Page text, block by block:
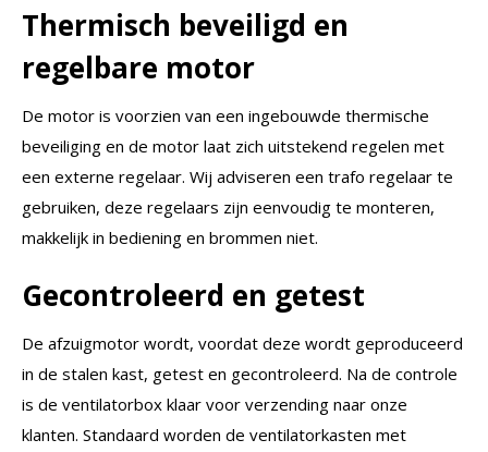
Thermisch beveiligd en
regelbare motor
De motor is voorzien van een ingebouwde thermische
beveiliging en de motor laat zich uitstekend regelen met
een externe regelaar. Wij adviseren een trafo regelaar te
gebruiken, deze regelaars zijn eenvoudig te monteren,
makkelijk in bediening en brommen niet.
Gecontroleerd en getest
De afzuigmotor wordt, voordat deze wordt geproduceerd
in de stalen kast, getest en gecontroleerd. Na de controle
is de ventilatorbox klaar voor verzending naar onze
klanten. Standaard worden de ventilatorkasten met